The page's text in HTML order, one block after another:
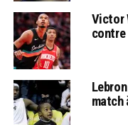
Victor
contre
match